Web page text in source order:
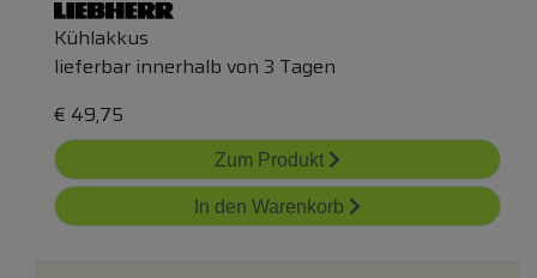
Kühlakkus
lieferbar innerhalb von 3 Tagen
€ 49,75
Zum Produkt
In den Warenkorb